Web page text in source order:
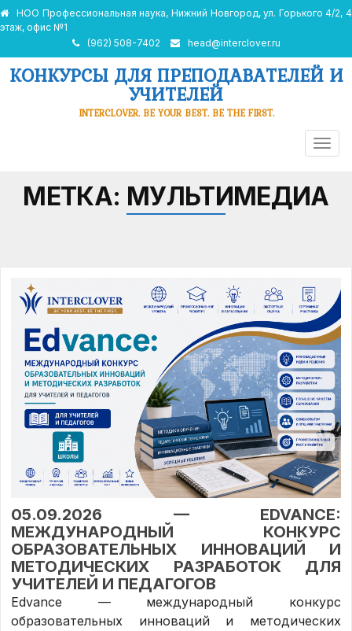
НОО Профессиональная наука, Нижний Новгород, ул. Горького 4/2, 4
этаж, офис №1
(962) 508-7402
head@interclover.ru
КОНКУРСЫ ДЛЯ ПРЕПОДАВАТЕЛЕЙ И
УЧИТЕЛЕЙ
INTERCLOVER. BE YOUR BEST. BE THE FIRST.
МЕТКА: МУЛЬТИМЕДИА
05.09.2026 — EDVANCE:
МЕЖДУНАРОДНЫЙ КОНКУРС
ОБРАЗОВАТЕЛЬНЫХ ИННОВАЦИЙ И
МЕТОДИЧЕСКИХ РАЗРАБОТОК ДЛЯ
УЧИТЕЛЕЙ И ПЕДАГОГОВ
Edvance — международный конкурс
образовательных инноваций и методических